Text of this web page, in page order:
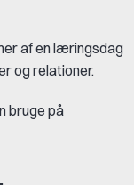
af en læringsdag
og relationer.
bruge på